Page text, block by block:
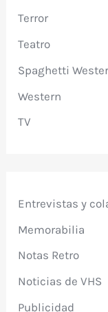
Terror
Teatro
Spaghetti
Western
TV
Entrevistas y
Memorabilia
Notas Retro
Noticias de VHS
Publicidad